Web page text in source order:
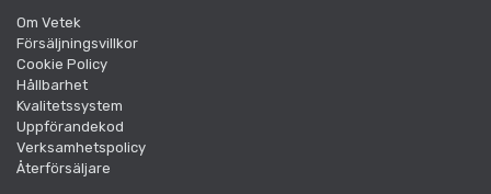
Om Vetek
Försäljningsvillkor
Cookie Policy
Hållbarhet
Kvalitetssystem
Uppförandekod
Verksamhetspolicy
Återförsäljare